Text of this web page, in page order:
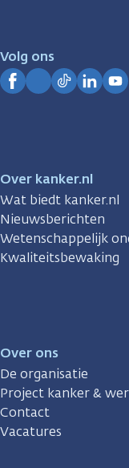
Volg ons
Over kanker.nl
Wat biedt kanker.nl
Nieuwsberichten
Wetenschappelijk
Kwaliteitsbewaking
Over ons
De organisatie
Project kanker &
Contact
Vacatures